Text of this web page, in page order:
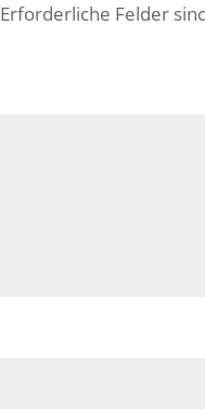
Erforderliche Felder